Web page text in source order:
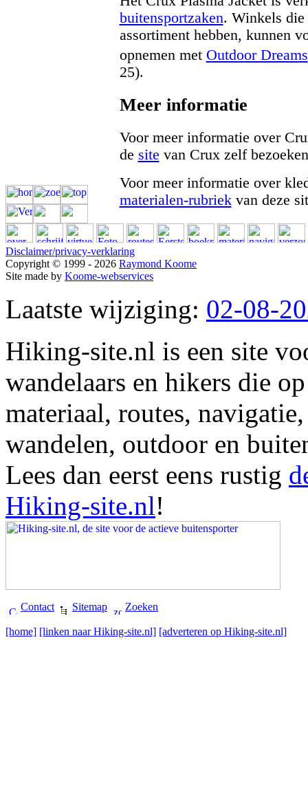
buitensportzaken. Winkels
assortiment hebben, kunnen
opnemen met Outdoor Dreams
25).
Meer informatie
Voor meer informatie over
de site van Crux zelf
Voor meer informatie over
materialen-rubriekvan deze
Disclaimer/privacy-verklaring
Copyright © 1999 - 2026 Raymond Koome
Site made by Koome-webservices
Laatste wijziging: 02-08-
Hiking-site.nl is een site
wandelaars en hikers die
materiaal, routes,
wandelen, outdoor en
Lees dan eerst eens rustig
Hiking-site.nl!
Contact Sitemap Zoeken
[home] [linken naar Hiking-site.nl] [adverteren op Hiking-site.nl]